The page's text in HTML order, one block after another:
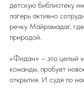
детскую библиотеку
лагерь активно
речку Майрамадаг,
природой.
«Фидан» – это целый
команды, пробует
открытия. И судя по